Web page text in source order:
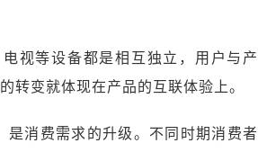
视等设备都是相互独立，用户与产
转变就体现在产品的互联体验上。
消费需求的升级。不同时期消费者